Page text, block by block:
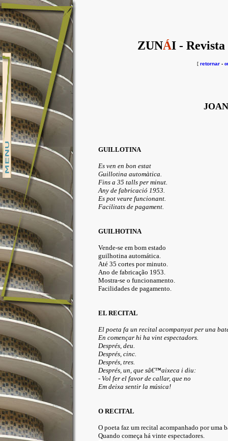
ZUNÁI - Revista
[ retornar -
GUILLOTINA
Es ven en bon estat
Guillotina automàtica.
Fins a 35 talls per minut.
Any de fabricació 1953.
Es pot veure funcionant.
Facilitats de pagament.
GUILHOTINA
Vende-se em bom estado
guilhotina automática.
Até 35 cortes por minuto.
Ano de fabricação 1953.
Mostra-se o funcionamento.
Facilidades de pagamento.
EL RECITAL
El poeta fa un recital acompanyat per una
En començar hi ha vint espectadors.
Després, deu.
Després, cinc.
Després, tres.
Després, un, que sâ€™aixeca i diu:
- Vol fer el favor de callar, que no
Em deixa sentir la música!
O RECITAL
O poeta faz um recital acompanhado por uma
Quando começa há vinte espectadores.